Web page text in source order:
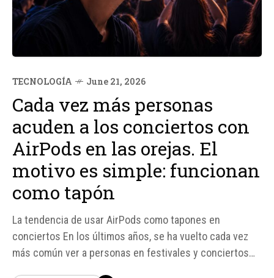
TECNOLOGÍA June 21, 2026
Cada vez más personas
acuden a los conciertos con
AirPods en las orejas. El
motivo es simple: funcionan
como tapón
La tendencia de usar AirPods como tapones en
conciertos En los últimos años, se ha vuelto cada vez
más común ver a personas en festivales y conciertos